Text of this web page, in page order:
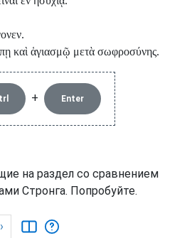
καὶ ἁγιασμῷ μετὰ σωφροσύνης.
+ Enter
на раздел со сравнением
Стронга. Попробуйте.
›